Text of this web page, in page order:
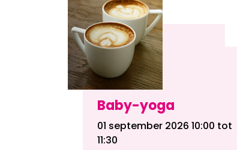
Baby-yoga
01 september 2026 10:00 tot
11:30